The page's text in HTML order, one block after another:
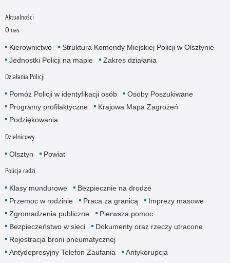
Aktualności
O nas
Kierownictwo
Struktura Komendy Miejskiej Policji w Olsztynie
Jednostki Policji na mapie
Zakres działania
Działania Policji
Pomóż Policji w identyfikacji osób
Osoby Poszukiwane
Programy profilaktyczne
Krajowa Mapa Zagrożeń
Podziękowania
Dzielnicowy
Olsztyn Powiat
Policja radzi
Klasy mundurowe
Bezpiecznie na drodze
Przemoc w rodzinie
Praca za granicą
Imprezy masowe
Zgromadzenia publiczne
Pierwsza pomoc
Bezpieczeństwo w sieci
Dokumenty oraz rzeczy utracone
Rejestracja broni pneumatycznej
Antydepresyjny Telefon Zaufania
Antykorupcja